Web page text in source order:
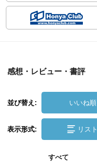
感想・レビュー・書評
並び替え: いいね順
表示形式: リスト
すべて